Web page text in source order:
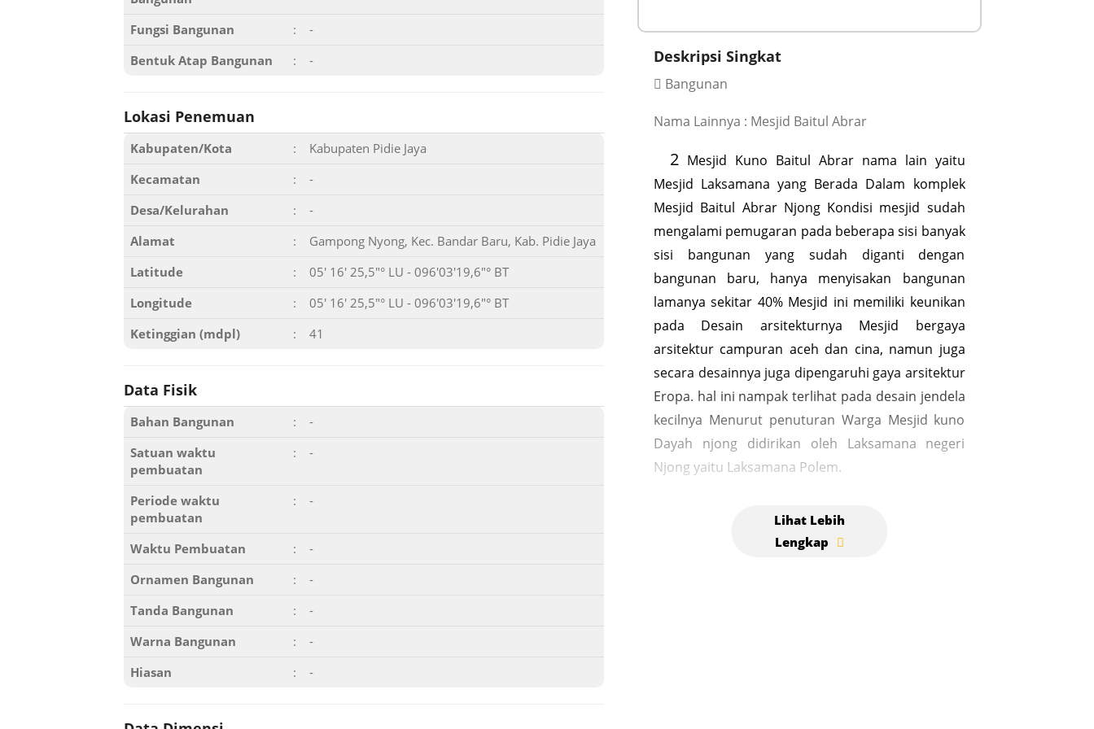
Fungsi Bangunan
:
-
Bentuk Atap Bangunan
: -
Lokasi Penemuan
Kabupaten/Kota :
Kabupaten Pidie Jaya
Kecamatan
:
-
Desa/Kelurahan
:
-
Alamat
:
Gampong Nyong, Kec. Bandar Baru, Kab. Pidie Jaya
Latitude
:
05' 16' 25,5"° LU - 096'03'19,6"° BT
Longitude
:
05' 16' 25,5"° LU - 096'03'19,6"° BT
Ketinggian (mdpl)
: 41
Data Fisik
Bahan Bangunan :
-
Satuan waktu
pembuatan
: -
Periode waktu
pembuatan
: -
Waktu Pembuatan :
-
Ornamen Bangunan
:
-
Tanda Bangunan
:
-
Warna Bangunan
:
-
Hiasan
: -
Deskripsi Singkat
Bangunan
Nama Lainnya : Mesjid Baitul Abrar
2 Mesjid Kuno Baitul Abrar nama lain yaitu
Mesjid Laksamana yang Berada Dalam komplek
Mesjid Baitul Abrar Njong Kondisi mesjid sudah
mengalami pemugaran pada beberapa sisi banyak
sisi bangunan yang sudah diganti dengan
bangunan baru, hanya menyisakan bangunan
lamanya sekitar 40% Mesjid ini memiliki keunikan
pada Desain arsitekturnya Mesjid bergaya
arsitektur campuran aceh dan cina, namun juga
secara desainnya juga dipengaruhi gaya arsitektur
Eropa. hal ini nampak terlihat pada desain jendela
kecilnya Menurut penuturan Warga Mesjid kuno
Dayah njong didirikan oleh Laksamana negeri
Njong yaitu Laksamana Polem.